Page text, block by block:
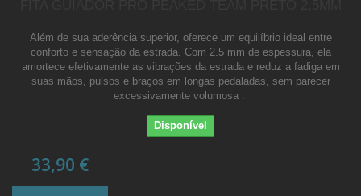
Além de sua aderência superior, oferece um equilíbrio ideal entre
conforto e sensação da estrada. Com 2.5 mm de espessura, ela
amortece efetivamente as vibrações da estrada e reduz a fadiga em
suas mãos, pulsos e braços em longas pedaladas, sem parecer
excessivamente volumosa .
Disponível
33,90 €